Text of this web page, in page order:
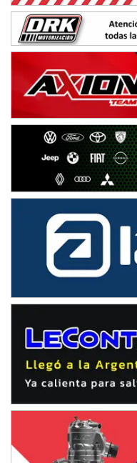
Juan Navarro (Asfalto)
El Timbó (Tucumán)